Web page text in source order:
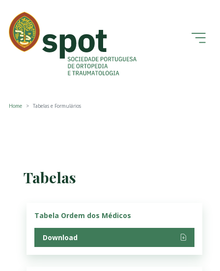
Home Tabelas e Formulários
Tabelas
Tabela Ordem dos Médicos
Download